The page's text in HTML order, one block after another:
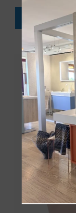
BAD-ANFRAGEN